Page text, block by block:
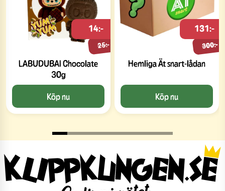
LABUDUBAI Chocolate
30g
25:-
14:-
Köp nu
Hemliga Ät snart-lådan
300:-
131:-
Köp nu